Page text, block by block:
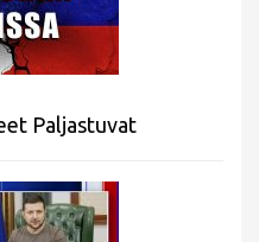
Paljastuvat